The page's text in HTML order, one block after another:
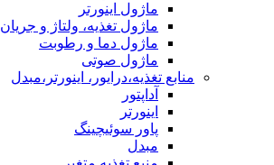
ماژول اینورتر
ماژول تغذیه، ولتاژ و جریان
ماژول دما و رطوبت
ماژول صوتی
منابع تغذیه،درایور، اینورتر،مبدل
آداپتور
اینورتر
پاور سوئیچینگ
مبدل